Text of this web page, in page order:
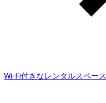
Wi-Fi付きなレンタルスペース